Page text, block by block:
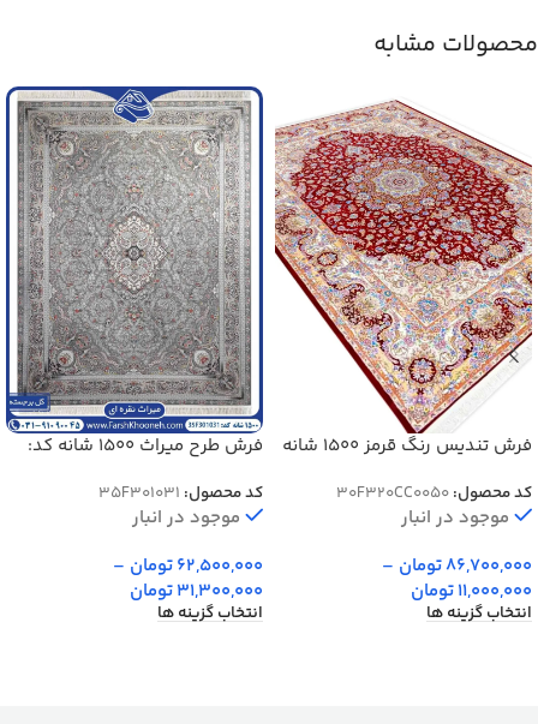
محصولات مشابه
فرش تندیس رنگ قرمز 1500 شانه
کد محصول:30F320CC0050
موجود در انبار
86,700,000تومان –
11,000,000تومان
انتخاب گزینه ها
فرش طرح میراث 1500 شانه کد:
کد محصول: 35F301031
موجود در انبار
62,500,000تومان –
31,300,000تومان
انتخاب گزینه ها